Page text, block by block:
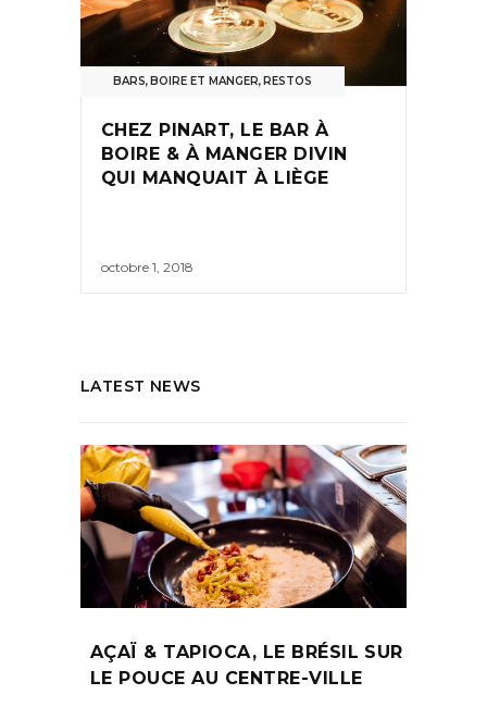
BARS, BOIRE ET MANGER, RESTOS
CHEZ PINART, LE BAR À
BOIRE & À MANGER DIVIN
QUI MANQUAIT À LIÈGE
octobre 1, 2018
LATEST NEWS
AÇAÏ & TAPIOCA, LE BRÉSIL SUR
LE POUCE AU CENTRE-VILLE